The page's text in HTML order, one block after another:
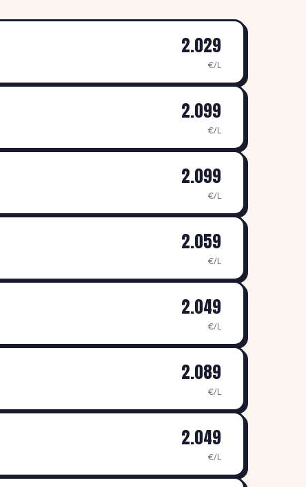
2.029
€/L
2.099
€/L
2.099
€/L
2.059
€/L
2.049
€/L
2.089
€/L
2.049
€/L